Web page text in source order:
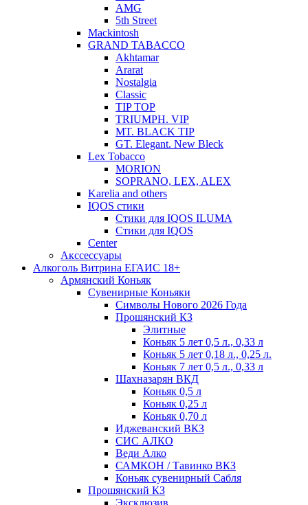
AMG
5th Street
Mackintosh
GRAND TABACCO
Akhtamar
Ararat
Nostalgia
Classic
TIP TOP
TRIUMPH. VIP
MT. BLACK TIP
GT. Elegant. New Bleck
Lex Tobacco
MORION
SOPRANO, LEX, ALEX
Karelia and others
IQOS стики
Стики для IQOS ILUMA
Стики для IQOS
Сenter
Акссессуары
Алкоголь Витрина ЕГАИС 18+
Армянский Коньяк
Сувенирные Коньяки
Символы Нового 2026 Года
Прошянский КЗ
Элитные
Коньяк 5 лет 0,5 л., 0,33 л
Коньяк 5 лет 0,18 л., 0,25 л.
Коньяк 7 лет 0,5 л., 0,33 л
Шахназарян ВКД
Коньяк 0,5 л
Коньяк 0,25 л
Коньяк 0,70 л
Иджеванский ВКЗ
СИС АЛКО
Веди Алко
САМКОН / Тавинко ВКЗ
Коньяк сувенирный Сабля
Прошянский КЗ
Эксклюзив